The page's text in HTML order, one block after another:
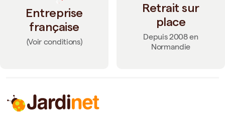
Entreprise
française
(Voir conditions)
Retrait sur
place
Depuis 2008 en
Normandie